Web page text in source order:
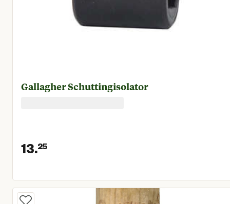
Gallagher Schuttingisolator
13.25
Huidige prijs € 13,25